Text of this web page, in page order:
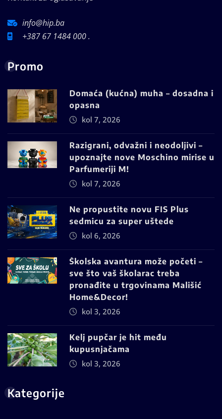
info@hip.ba
+387 67 1484 000 .
Promo
Domaća (kućna) muha – dosadna i
opasna
kol 7, 2026
Razigrani, odvažni i neodoljivi –
upoznajte nove Moschino mirise u
Parfumeriji M!
kol 7, 2026
Ne propustite novu FIS Plus
sedmicu za super uštede
kol 6, 2026
Školska avantura može početi –
sve što vaš školarac treba
pronađite u trgovinama Mališić
Home&Decor!
kol 3, 2026
Kelj pupčar je hit među
kupusnjačama
kol 3, 2026
Kategorije